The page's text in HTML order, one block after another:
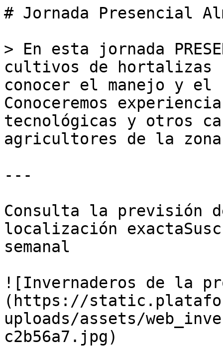
# Jornada Presencial
> En esta jornada
cultivos de hortalizas
conocer el manejo y
Conoceremos
tecnológicas y otros
agricultores de la
---
Consulta la previsión
localización
semanal
![Invernaderos de la
(https://
uploads/assets/
c2b56a7.jpg)